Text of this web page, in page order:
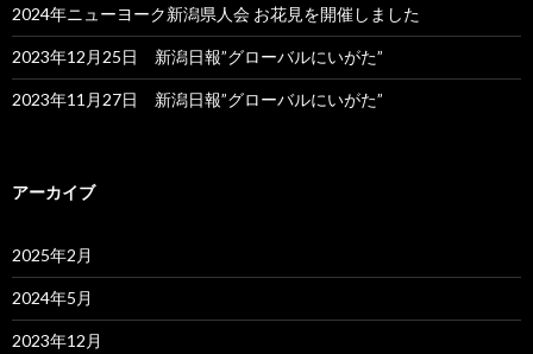
2024年ニューヨーク新潟県人会 お花見を開催しました
2023年12月25日 新潟日報”グローバルにいがた”
2023年11月27日 新潟日報”グローバルにいがた”
アーカイブ
2025年2月
2024年5月
2023年12月